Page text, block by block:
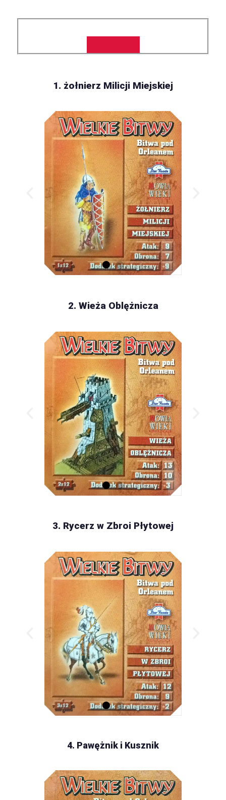
1. żołnierz Milicji Miejskiej
2. Wieża Oblężnicza
3. Rycerz w Zbroi Płytowej
4. Pawężnik i Kusznik